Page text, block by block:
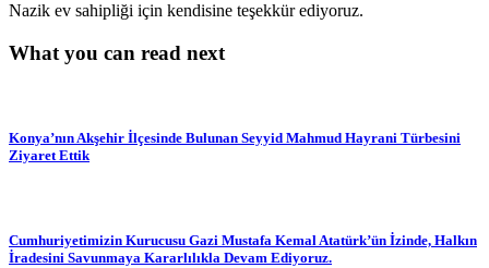
Nazik ev sahipliği için kendisine teşekkür ediyoruz.
What you can read next
Konya’nın Akşehir İlçesinde Bulunan Seyyid Mahmud Hayrani Türbesini
Ziyaret Ettik
Cumhuriyetimizin Kurucusu Gazi Mustafa Kemal Atatürk’ün İzinde, Halkın
İradesini Savunmaya Kararlılıkla Devam Ediyoruz.